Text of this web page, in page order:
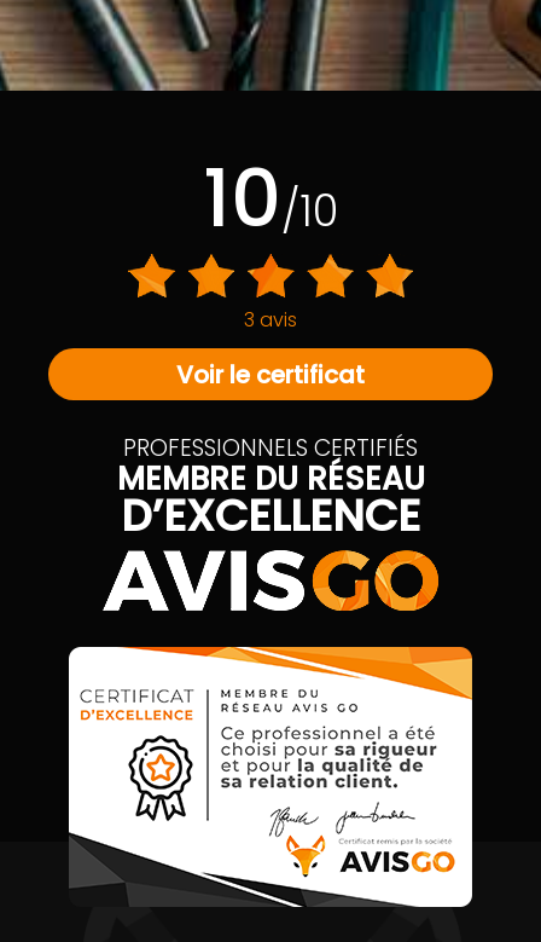
10/10
3 avis
Voir le certificat
PROFESSIONNELS CERTIFIÉS
MEMBRE DU RÉSEAU
D’EXCELLENCE